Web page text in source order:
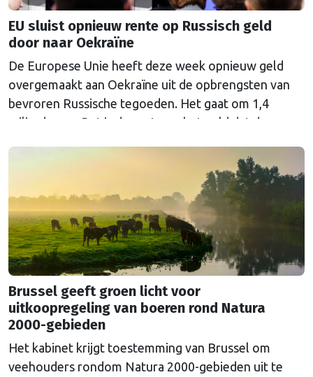
EU sluist opnieuw rente op Russisch geld
door naar Oekraïne
De Europese Unie heeft deze week opnieuw geld
overgemaakt aan Oekraïne uit de opbrengsten van
bevroren Russische tegoeden. Het gaat om 1,4
miljard euro. Dat is de rente op het geld dat de
Euroclear parkeerde. De EU bevroor dat geld na de
Continued
Brussel geeft groen licht voor
uitkoopregeling van boeren rond Natura
2000-gebieden
Het kabinet krijgt toestemming van Brussel om
veehouders rondom Natura 2000-gebieden uit te